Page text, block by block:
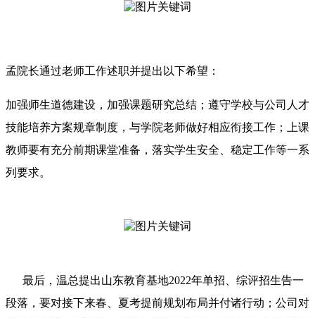
孟院长通过老师工作述职并提出以下希望：
加强师生道德建设，加强课题研究总结；遵守学校与公司人才
技能培养方案规章制度，与学院老师做好相应衔接工作；上课
教师要有充分前期课堂准备，落实学生安全、稳定工作等一系
列要求。
最后，温总提出山东教育基地2022年单招、综评招生告一
段落，要对接下来春、夏考提前规划布局并付诸行动；公司对